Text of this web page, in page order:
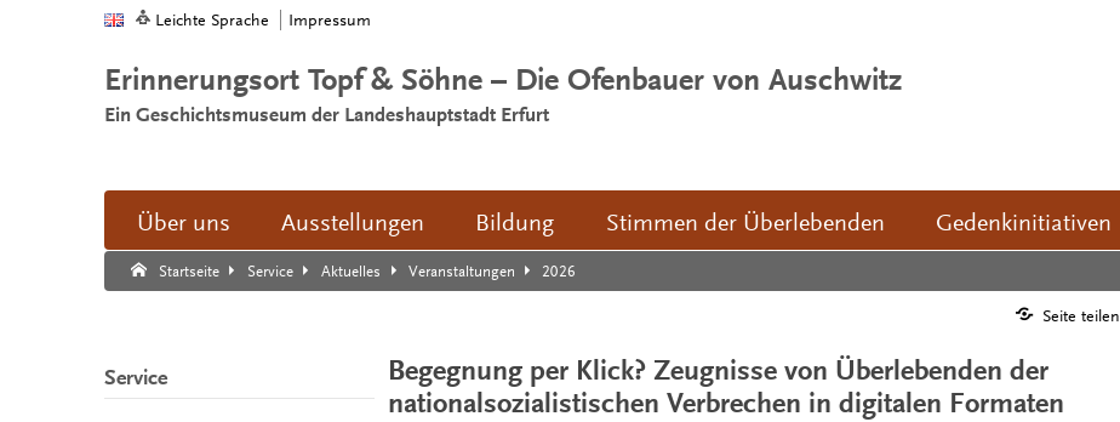
Leichte Sprache Impressum
Erinnerungsort Topf & Söhne – Die Ofenbauer von Auschwitz
Ein Geschichtsmuseum der Landeshauptstadt Erfurt
Über uns Ausstellungen Bildung Stimmen der Überlebenden Gedenkinitiativen
Startseite Service Aktuelles Veranstaltungen 2026
Suche:
Suche Ende.
Seite teilen
Begegnung per Klick? Zeugnisse von Überlebenden der
nationalsozialistischen Verbrechen in digitalen Formaten
Service